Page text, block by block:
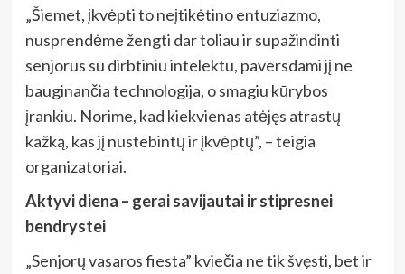
„Šiemet, įkvėpti to neįtikėtino entuziazmo,
nusprendėme žengti dar toliau ir supažindinti
senjorus su dirbtiniu intelektu, paversdami jį ne
bauginančia technologija, o smagiu kūrybos
įrankiu. Norime, kad kiekvienas atėjęs atrastų
kažką, kas jį nustebintų ir įkvėptų”, – teigia
organizatoriai.
Aktyvi diena – gerai savijautai ir stipresnei
bendrystei
„Senjorų vasaros fiesta” kviečia ne tik švęsti, bet ir